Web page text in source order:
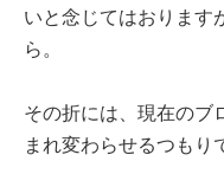
いと念じてはおります
ら。
その折には、現在のブ
まれ変わらせるつもり